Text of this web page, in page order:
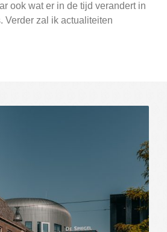
ook wat er in de tijd verandert in
Verder zal ik actualiteiten